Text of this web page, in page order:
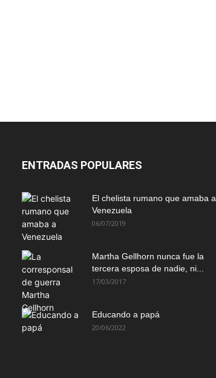
ENTRADAS POPULARES
El chelista rumano que amaba a
Venezuela
06/07/2019
Martha Gellhorn nunca fue la
tercera esposa de nadie, ni...
17/03/2017
Educando a papá
20/06/2022